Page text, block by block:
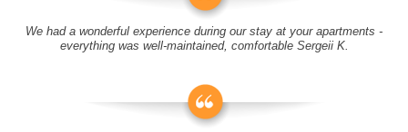
We had a wonderful experience during our stay at your apartments -
everything was well-maintained, comfortable Sergeii K.